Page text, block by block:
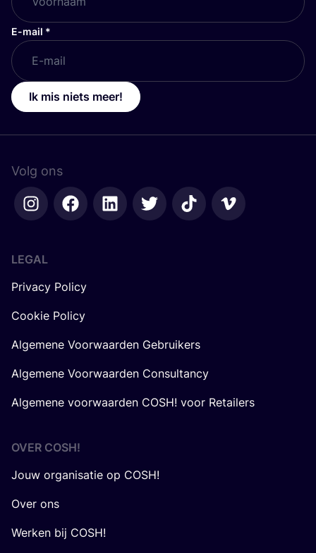
E-mail *
Ik mis niets meer!
Volg ons
LEGAL
Privacy Policy
Cookie Policy
Algemene Voorwaarden Gebruikers
Algemene Voorwaarden Consultancy
Algemene voorwaarden COSH! voor Retailers
OVER COSH!
Jouw organisatie op COSH!
Over ons
Werken bij COSH!